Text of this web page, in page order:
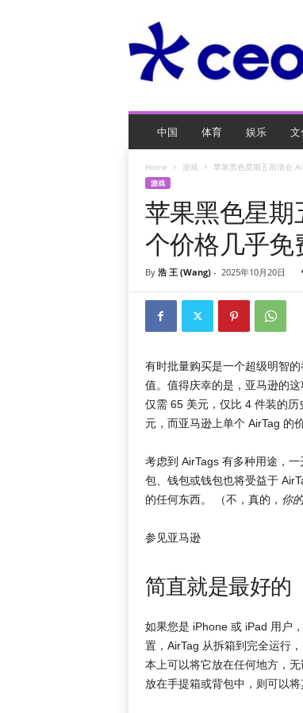
O
游
中国 体育 娱乐 文
Home 游戏 苹果黑色星期五前清仓
游戏
苹果黑色星期
个价格几乎免
By 浩 王 (Wang)- 2025年10月20日
有时批量购买是一个超级明智
值。值得庆幸的是，亚马逊的
仅需 65 美元，仅比 4 件装的
元，而亚马逊上单个 AirTag 的
考虑到 AirTags 有多种用途，
包、钱包或钱包也将受益于
的任何东西。 （不，真的， 你
参见亚马逊
简直就是最好的
如果您是 iPhone 或 iPad 用户
置，AirTag 从拆箱到完全运行
本上可以将它放在任何地方，
放在手提箱或背包中，则可以将